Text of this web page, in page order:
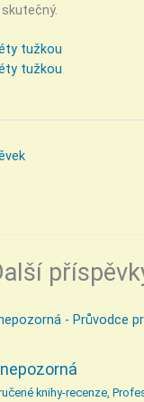
knihy-recenze ,